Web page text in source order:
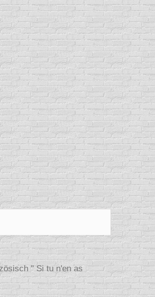
" Si tu n'en as